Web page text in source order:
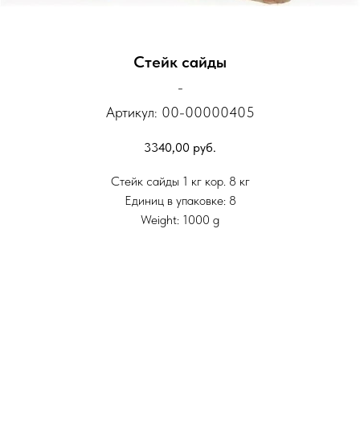
Стейк сайды
-
Артикул: 00-00000405
3340,00 руб.
Стейк сайды 1 кг кор. 8 кг
Единиц в упаковке: 8
Weight: 1000 g